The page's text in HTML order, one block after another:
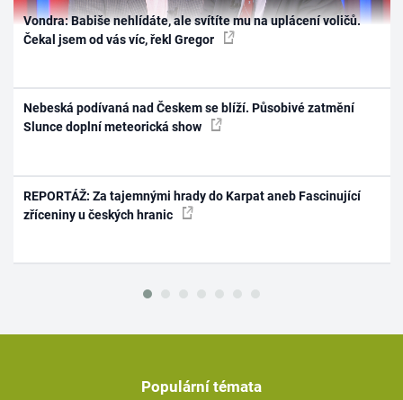
Vondra: Babiše nehlídáte, ale svítíte mu na uplácení voličů.
Čekal jsem od vás víc, řekl Gregor
Nebeská podívaná nad Českem se blíží. Působivé zatmění
Slunce doplní meteorická show
REPORTÁŽ: Za tajemnými hrady do Karpat aneb Fascinující
zříceniny u českých hranic
Populární témata